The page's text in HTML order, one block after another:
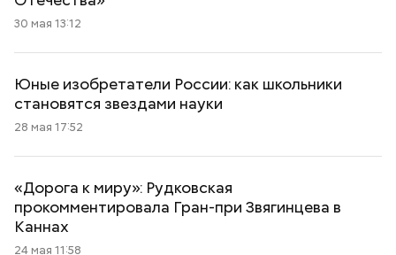
30 мая 13:12
Юные изобретатели России: как школьники
становятся звездами науки
28 мая 17:52
«Дорога к миру»: Рудковская
прокомментировала Гран-при Звягинцева в
Каннах
24 мая 11:58